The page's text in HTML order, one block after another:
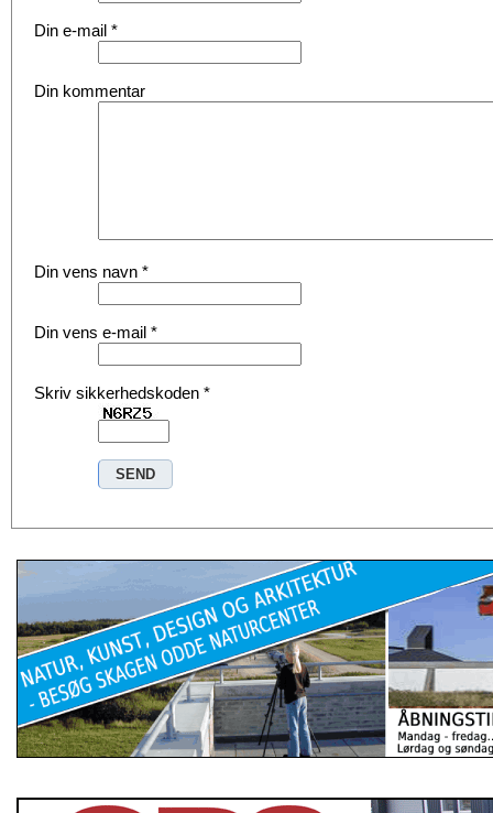
Din e-mail *
Din kommentar
Din vens navn *
Din vens e-mail *
Skriv sikkerhedskoden *